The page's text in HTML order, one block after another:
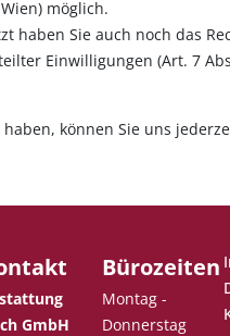
möglich.
haben Sie auch noch das
Einwilligungen (Art. 7
haben, können Sie uns
GmbH
Bürozeiten
Montag -
Donnerstag